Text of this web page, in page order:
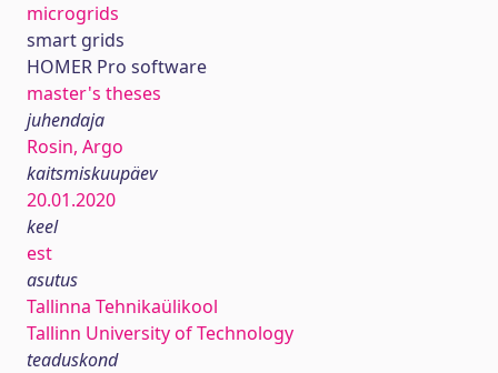
microgrids
smart grids
HOMER Pro software
master's theses
juhendaja
Rosin, Argo
kaitsmiskuupäev
20.01.2020
keel
est
asutus
Tallinna Tehnikaülikool
Tallinn University of Technology
teaduskond